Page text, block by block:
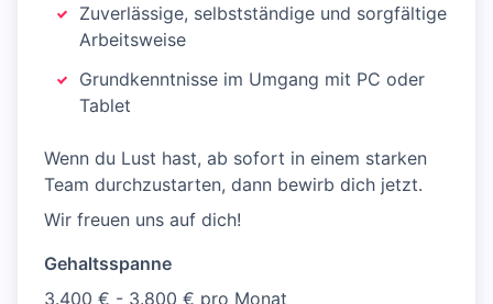
Zuverlässige, selbstständige und sorgfältige
Arbeitsweise
Grundkenntnisse im Umgang mit PC oder
Tablet
Wenn du Lust hast, ab sofort in einem starken
Team durchzustarten, dann bewirb dich jetzt.
Wir freuen uns auf dich!
Gehaltsspanne
3.400 € - 3.800 € pro Monat